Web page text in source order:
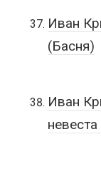
Иван
(Басня)
Иван